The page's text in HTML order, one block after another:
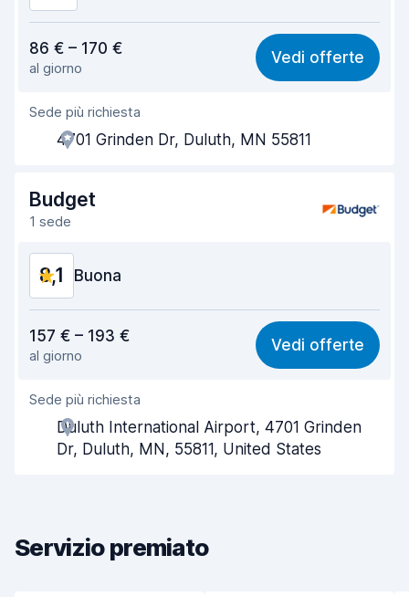
8,1
Facile da trovare 8,2
Gentilezza degli agenti
Rapidità del ritiro
Rapidità della riconsegna
Condizioni dell'auto
86 € – 170 €
al giorno
Vedi offerte
Sede più richiesta
4701 Grinden Dr, Duluth, MN 55811
Budget
1 sede
8,1 Buona
8,0
Facile da trovare 8,2
Gentilezza degli agenti
Rapidità del ritiro
Condizioni dell'auto
157 € – 193 €
al giorno
Vedi offerte
Sede più richiesta
Duluth International Airport, 4701 Grinden
Dr, Duluth, MN, 55811, United States
Servizio premiato